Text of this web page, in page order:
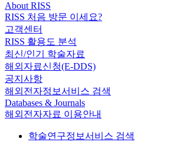
About RISS
RISS 처음 방문 이세요?
고객센터
RISS 활용도 분석
최신/인기 학술자료
해외자료신청(E-DDS)
공지사항
해외전자정보서비스 검색
Databases & Journals
해외전자자료 이용안내
학술연구정보서비스 검색